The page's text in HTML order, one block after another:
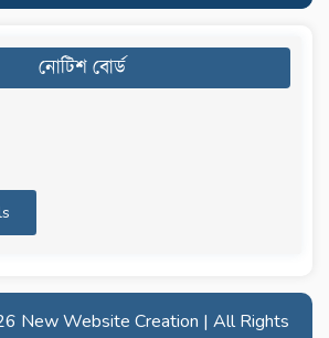
নোটিশ বোর্ড
New Website Creation | All Rights